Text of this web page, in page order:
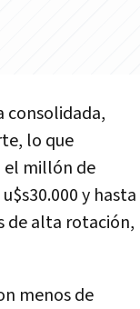
consolidada,
lo que
el millón de
u$s30.000 y hasta
de alta rotación,
menos de